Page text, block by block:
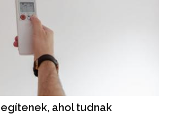
ahol tudnak